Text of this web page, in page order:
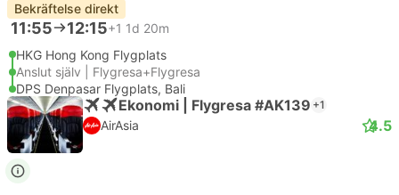
Bekräftelse direkt
11:55 12:15+1 1d 20m
HKG Hong Kong Flygplats
Anslut själv | Flygresa+Flygresa
DPS Denpasar Flygplats, Bali
Ekonomi | Flygresa #AK139 +1
AirAsia 4.5